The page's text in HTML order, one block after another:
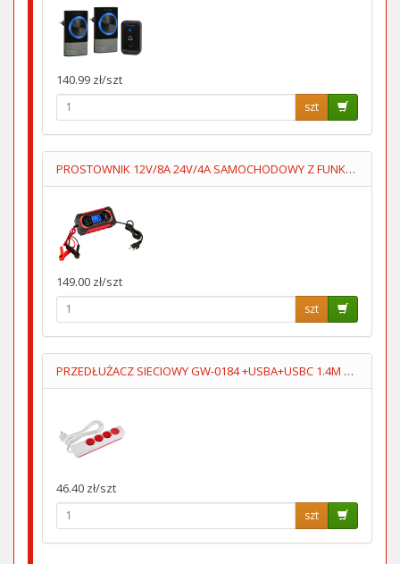
140.99 zł/szt
szt
PROSTOWNIK 12V/8A 24V/4A SAMOCHODOWY Z FUNKCJĄ NAPRAWY 7STOP
149.00 zł/szt
szt
PRZEDŁUŻACZ SIECIOWY GW-0184 +USBA+USBC 1.4M 3GN+WYŁĄCZNIK
46.40 zł/szt
szt